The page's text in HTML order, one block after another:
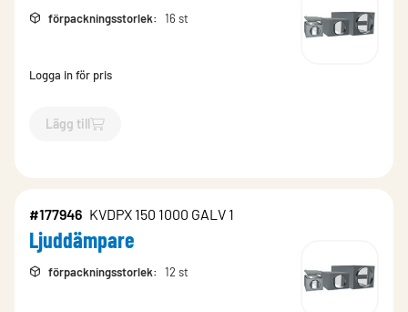
förpackningsstorlek: 16 st
Logga in för pris
Lägg till
`$Lägg till
#177946 KVDPX 150 1000 GALV 1
Ljuddämpare
förpackningsstorlek: 12 st